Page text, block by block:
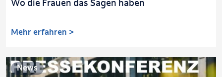
Wo die Frauen das Sagen haben
Mehr erfahren >
News